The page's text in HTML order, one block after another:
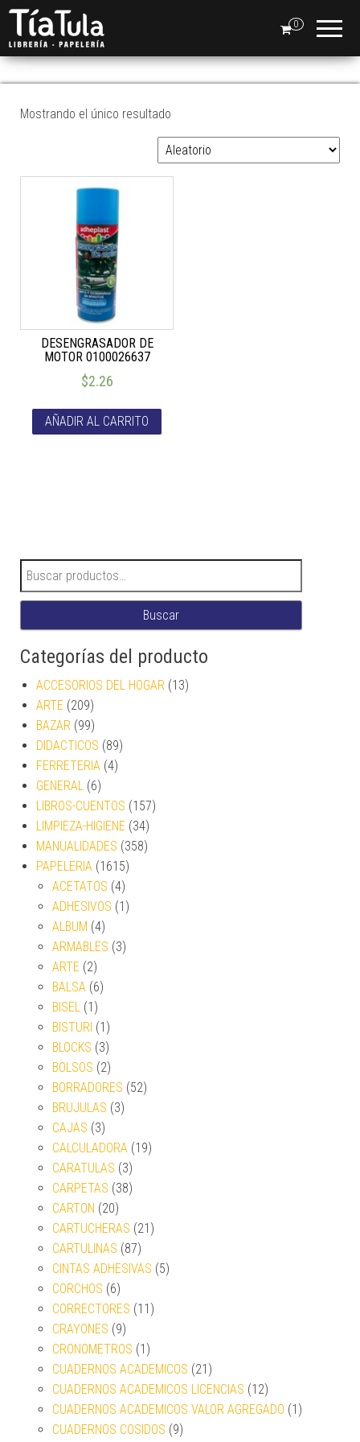
0
JUGUETES
Mostrando el único resultado
DESENGRASADOR DE
MOTOR 0100026637
$2.26
AÑADIR AL CARRITO
Buscar por:
Buscar
Categorías del producto
ACCESORIOS DEL HOGAR (13)
ARTE (209)
BAZAR (99)
DIDACTICOS (89)
FERRETERIA (4)
GENERAL (6)
LIBROS-CUENTOS (157)
LIMPIEZA-HIGIENE (34)
MANUALIDADES (358)
PAPELERIA (1615)
ACETATOS (4)
ADHESIVOS (1)
ALBUM (4)
ARMABLES (3)
ARTE (2)
BALSA (6)
BISEL (1)
BISTURI (1)
BLOCKS (3)
BOLSOS (2)
BORRADORES (52)
BRUJULAS (3)
CAJAS (3)
CALCULADORA (19)
CARATULAS (3)
CARPETAS (38)
CARTON (20)
CARTUCHERAS (21)
CARTULINAS (87)
CINTAS ADHESIVAS (5)
CORCHOS (6)
CORRECTORES (11)
CRAYONES (9)
CRONOMETROS (1)
CUADERNOS ACADEMICOS (21)
CUADERNOS ACADEMICOS LICENCIAS (12)
CUADERNOS ACADEMICOS VALOR AGREGADO (1)
CUADERNOS COSIDOS (9)